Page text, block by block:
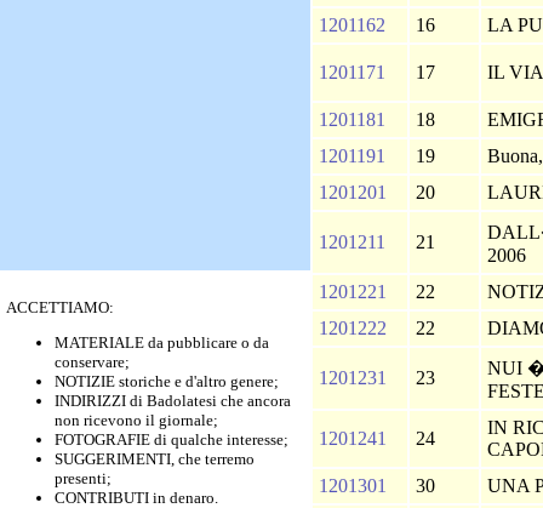
ACCETTIAMO:
MATERIALE da pubblicare o da
conservare;
NOTIZIE storiche e d'altro genere;
INDIRIZZI di Badolatesi che ancora
non ricevono il giornale;
FOTOGRAFIE di qualche interesse;
SUGGERIMENTI, che terremo
presenti;
CONTRIBUTI in denaro.
1201162
16 LA
1201171 17 IL
1201181 18
1201191
19
1201201
20
1201211 21
2006
1201221
22
1201222
22
1201231 23
NUI
1201241 24
IN
1201301
30 UNA